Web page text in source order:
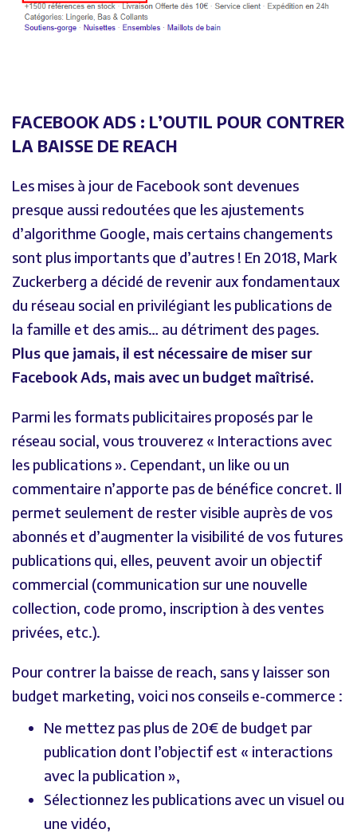
FACEBOOK ADS : L’OUTIL POUR CONTRER
LA BAISSE DE REACH
Les mises à jour de Facebook sont devenues
presque aussi redoutées que les ajustements
d’algorithme Google, mais certains changements
sont plus importants que d’autres ! En 2018, Mark
Zuckerberg a décidé de revenir aux fondamentaux
du réseau social en privilégiant les publications de
la famille et des amis… au détriment des pages.
Plus que jamais, il est nécessaire de miser sur
Facebook Ads, mais avec un budget maîtrisé.
Parmi les formats publicitaires proposés par le
réseau social, vous trouverez « Interactions avec
les publications ». Cependant, un like ou un
commentaire n’apporte pas de bénéfice concret. Il
permet seulement de rester visible auprès de vos
abonnés et d’augmenter la visibilité de vos futures
publications qui, elles, peuvent avoir un objectif
commercial (communication sur une nouvelle
collection, code promo, inscription à des ventes
privées, etc.).
Pour contrer la baisse de reach, sans y laisser son
budget marketing, voici nos conseils e-commerce :
Ne mettez pas plus de 20€ de budget par
publication dont l’objectif est « interactions
avec la publication »,
Sélectionnez les publications avec un visuel ou
une vidéo,